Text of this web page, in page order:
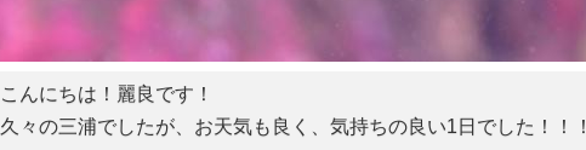
こんにちは！麗良です！
久々の三浦でしたが、お天気も良く、気持ちの良い1日でした！！！